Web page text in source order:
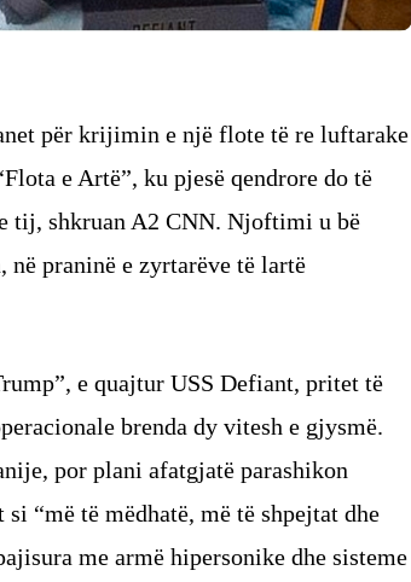
për krijimin e një flote të re luftarake
e Artë”, ku pjesë qendrore do të
tij, shkruan A2 CNN. Njoftimi u bë
praninë e zyrtarëve të lartë
e quajtur USS Defiant, pritet të
brenda dy vitesh e gjysmë.
por plani afatgjatë parashikon
“më të mëdhatë, më të shpejtat dhe
me armë hipersonike dhe sisteme